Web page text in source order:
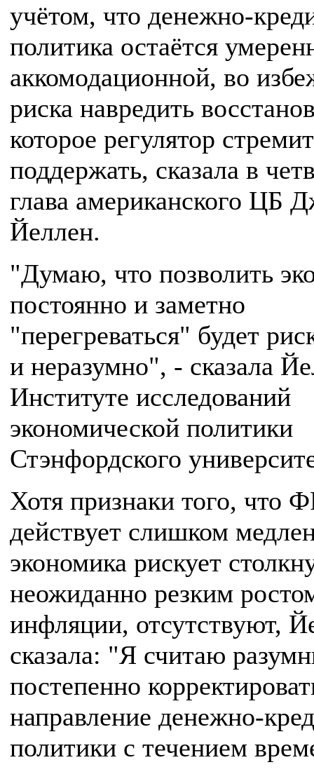
учётом, что денежно-
политика остаётся
аккомодационной, во
риска навредить
которое регулятор
поддержать, сказала в
глава американского ЦБ
Йеллен.
"Думаю, что позволить
постоянно и заметно
"перегреваться" будет
и неразумно", - сказала
Институте исследований
экономической политики
Стэнфордского
Хотя признаки того, что
действует слишком
экономика рискует
неожиданно резким
инфляции, отсутствуют,
сказала: "Я считаю
постепенно
направление денежно-
политики с течением